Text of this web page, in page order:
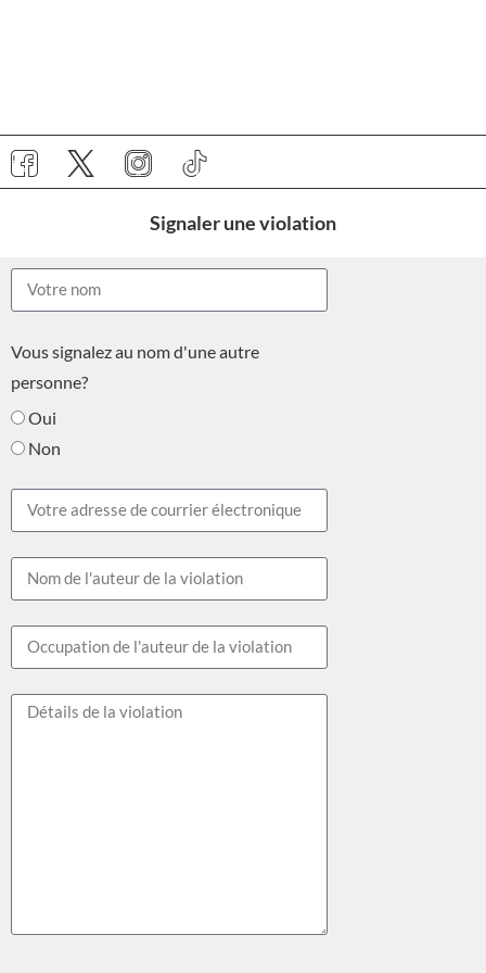
Signaler une violation
Vous signalez au nom d'une autre
personne?
Oui
Non